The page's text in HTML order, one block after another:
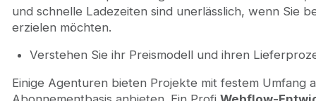
und schnelle Ladezeiten sind unerlässlich, wenn Sie
erzielen möchten.
Verstehen Sie ihr Preismodell und ihren
Einige Agenturen bieten Projekte mit festem